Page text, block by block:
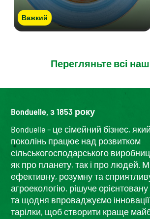
Важкий
Перегляньте всі
Bonduelle, з 1853 року
Bonduelle – це сімейний бізнес,
поколінь працює над розвитком
сільськогосподарського
як про планету, так і про людей.
ефективну, розумну та
агроекологію, рішуче
та щодня впроваджуємо
тарілки, щоб створити краще